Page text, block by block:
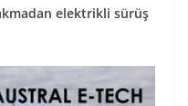
elektrikli sürüş